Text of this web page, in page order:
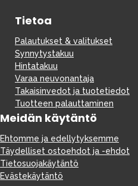
Tietoa
Palautukset & valitukset
Synnytystakuu
Hintatakuu
Varaa neuvonantaja
Takaisinvedot ja tuotetiedot
Tuotteen palauttaminen
Meidän käytäntö
Ehtomme ja edellytyksemme
Täydelliset ostoehdot ja -ehdot
Tietosuojakäytäntö
Evästekäytäntö